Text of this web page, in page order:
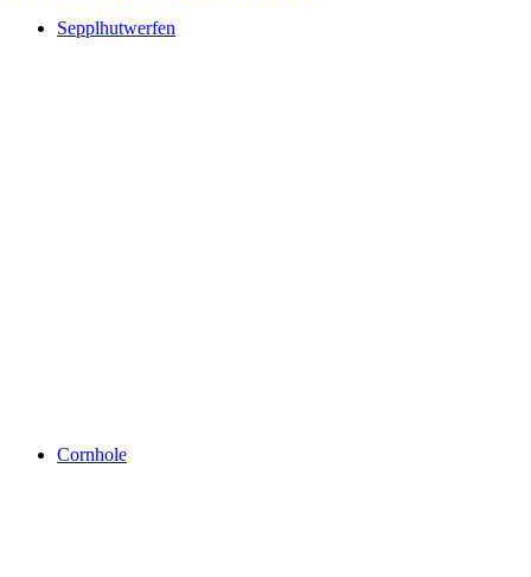
Sepplhutwerfen
Cornhole